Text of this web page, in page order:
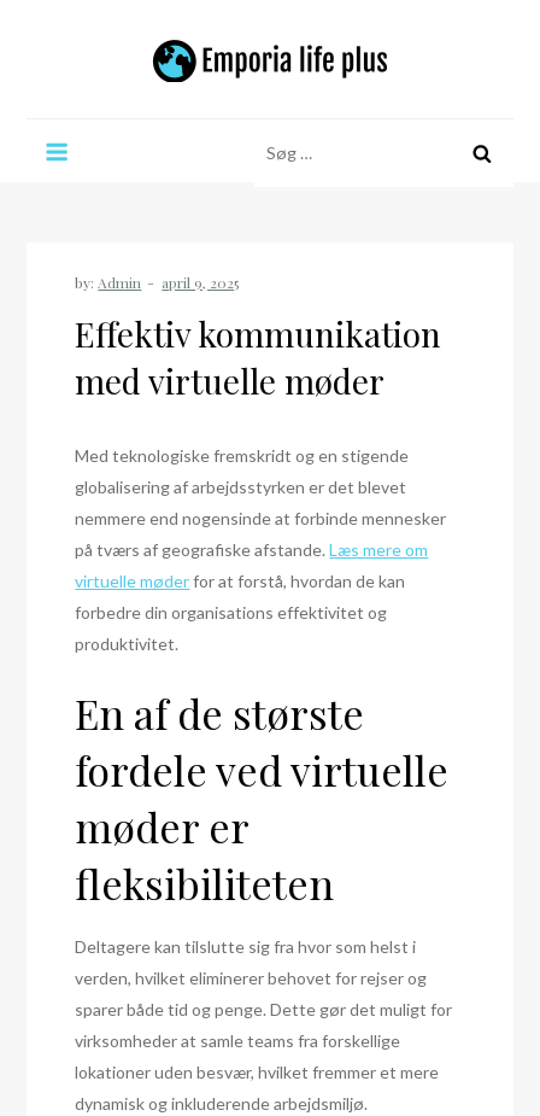
efter:
by: Admin
Effektiv kommunikation
med virtuelle møder
Med teknologiske fremskridt og en stigende
globalisering af arbejdsstyrken er det blevet
nemmere end nogensinde at forbinde mennesker
på tværs af geografiske afstande.Læs mere om
virtuelle møderfor at forstå, hvordan de kan
forbedre din organisations effektivitet og
produktivitet.
En af de største
fordele ved virtuelle
møder er
fleksibiliteten
Deltagere kan tilslutte sig fra hvor som helst i
verden, hvilket eliminerer behovet for rejser og
sparer både tid og penge. Dette gør det muligt for
virksomheder at samle teams fra forskellige
lokationer uden besvær, hvilket fremmer et mere
dynamisk og inkluderende arbejdsmiljø.